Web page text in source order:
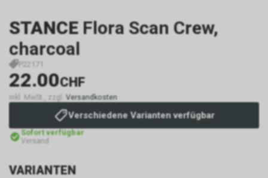
STANCE Flora Scan Crew,
charcoal
P22171
22.00CHF
inkl. MwSt., zzgl. Versandkosten
Verschiedene Varianten verfügbar
Sofort verfügbar
Versand
VARIANTEN